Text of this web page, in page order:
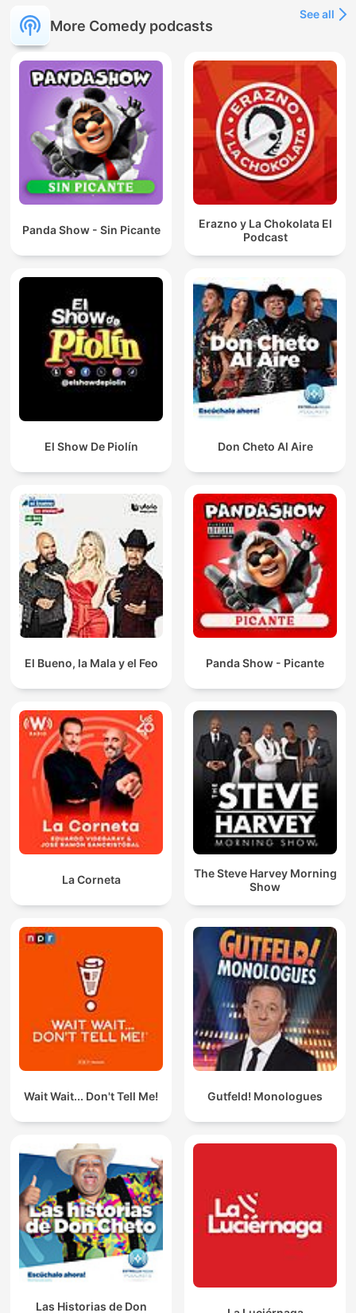
More Comedy podcasts
See all
Panda Show - Sin Picante
Erazno y La Chokolata El
Podcast
El Show De Piolín Don Cheto Al Aire
El Bueno, la Mala y el Feo Panda Show - Picante
La Corneta
The Steve Harvey Morning
Show
Wait Wait... Don't Tell Me! Gutfeld! Monologues
Las Historias de Don